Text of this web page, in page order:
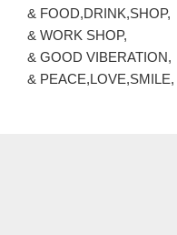
& FOOD,DRINK,SHOP,
& WORK SHOP,
& GOOD VIBERATION,
& PEACE,LOVE,SMILE,